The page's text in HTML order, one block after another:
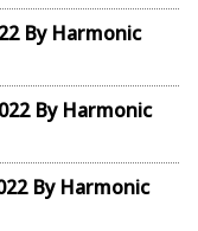
By Harmonic
By Harmonic
By Harmonic